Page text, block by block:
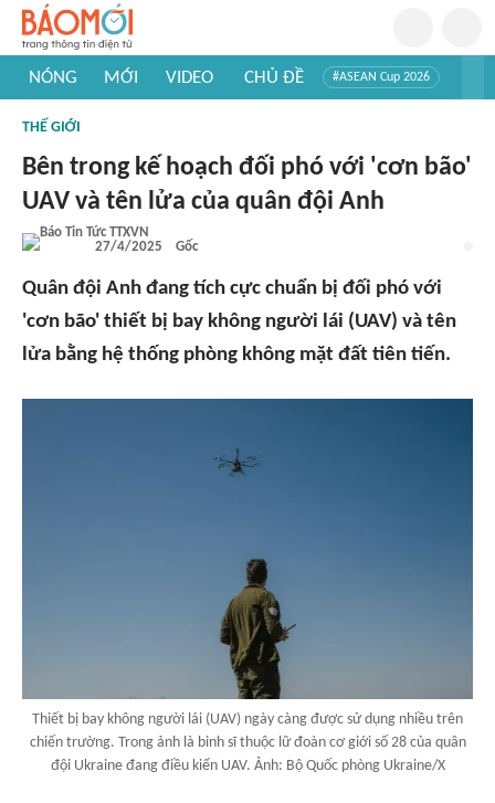
NÓNG MỚI VIDEO CHỦ ĐỀ #ASEAN Cup 2026
#Khám phá thế giới
THẾ GIỚI
Bên trong kế hoạch đối phó với 'cơn bão'
UAV và tên lửa của quân đội Anh
27/4/2025 Gốc
Quân đội Anh đang tích cực chuẩn bị đối phó với
'cơn bão' thiết bị bay không người lái (UAV) và tên
lửa bằng hệ thống phòng không mặt đất tiên tiến.
Thiết bị bay không người lái (UAV) ngày càng được sử dụng nhiều trên
chiến trường. Trong ảnh là binh sĩ thuộc lữ đoàn cơ giới số 28 của quân
đội Ukraine đang điều kiển UAV. Ảnh: Bộ Quốc phòng Ukraine/X